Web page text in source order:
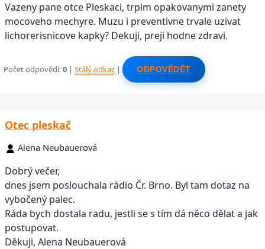
Vazeny pane otce Pleskaci, trpim opakovanymi zanety
mocoveho mechyre. Muzu i preventivne trvale uzivat
lichorerisnicove kapky? Dekuji, preji hodne zdravi.
Počet odpovědí:0 |Stálý odkaz | ODPOVĚDĚT
Otec pleskač
Alena Neubauerová
Dobrý večer,
dnes jsem poslouchala rádio Čr. Brno. Byl tam dotaz na
vybočený palec.
Ráda bych dostala radu, jestli se s tím dá něco dělat a jak
postupovat.
Děkuji, Alena Neubauerová